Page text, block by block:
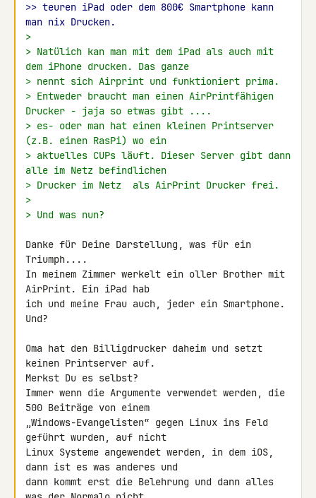
>> teuren iPad oder dem 800€ Smartphone kann
man nix Drucken.
>
> Natülich kan man mit dem iPad als auch mit
dem iPhone drucken. Das ganze
> nennt sich Airprint und funktioniert prima.
> Entweder braucht man einen AirPrintfähigen
Drucker - jaja so etwas gibt ....
> es- oder man hat einen kleinen Printserver
(z.B. einen RasPi) wo ein
> aktuelles CUPs läuft. Dieser Server gibt dann
alle im Netz befindlichen
> Drucker im Netz  als AirPrint Drucker frei.
>
> Und was nun?
Danke für Deine Darstellung, was für ein
Triumph....
In meinem Zimmer werkelt ein oller Brother mit
AirPrint. Ein iPad hab
ich und meine Frau auch, jeder ein Smartphone.
Und?
Oma hat den Billigdrucker daheim und setzt
keinen Printserver auf.
Merkst Du es selbst?
Immer wenn die Argumente verwendet werden, die
500 Beiträge von einem
„Windows-Evangelisten“ gegen Linux ins Feld
geführt wurden, auf nicht
Linux Systeme angewendet werden, in dem iOS,
dann ist es was anderes und
dann kommt erst die Belehrung und dann alles